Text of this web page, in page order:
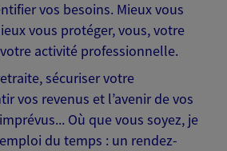
vos besoins. Mieux vous
vous protéger, vous, votre
activité professionnelle.
sécuriser votre
vos revenus et l’avenir de vos
Où que vous soyez, je
du temps : un rendez-